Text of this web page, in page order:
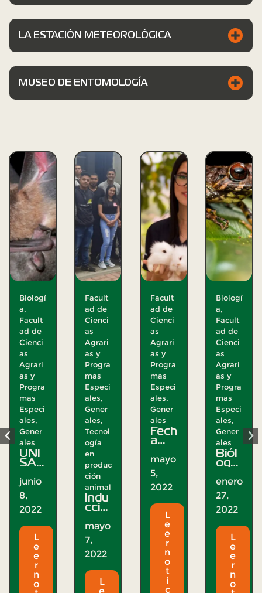
LA ESTACIÓN METEOROLÓGICA
MUSEO DE ENTOMOLOGÍA
Biologí
a,
Facult
ad de
Cienci
as
Agrari
as y
Progra
mas
Especi
ales,
Gener
ales
UNI
SAR
C
parti
cipa
en
publi
caci
ón
cien
tífic
sobr
mur
junio
8,
2022
L
e
e
r
n
o
Facult
ad de
Cienci
as
Agrari
as y
Progra
mas
Especi
ales,
Gener
ales,
Tecnol
ogía
en
produc
ción
animal
Indu
cció
n de
prim
er
sem
estr
Tec
nolo
mayo
7,
2022
L
Facult
ad de
Cienci
as
Agrari
as y
Progra
mas
Especi
ales,
Gener
ales
Fech
a
elec
ción
de
Repr
ese
ntan
te al
Con
sejo
Fac
ulta
d de
Cien
cias
Pec
mayo
5,
2022
L
e
e
r
n
o
t
i
c
Biologí
a,
Facult
ad de
Cienci
as
Agrari
as y
Progra
mas
Especi
ales,
Gener
ales
Biól
ogo
s de
UNI
SAR
C y
la U.
del
Quin
dío
reali
zan
halla
zgo
enero
27,
2022
L
e
e
r
n
o